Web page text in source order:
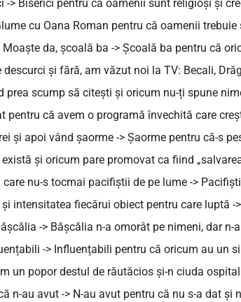
> Biserici pentru că oamenii sunt religioși și
cu Oana Roman pentru că oamenii
da, școală ba -> Școală ba pentru că
descurci și fără, am văzut noi la TV: Becali,
prea scump să citești și oricum nu-ți spune
pentru că avem o programă învechită care
și apoi vând șaorme -> Șaorme pentru că-s
și oricum pare promovat ca fiind
nu-s tocmai pacifiștii de pe lume ->
intensitatea fiecărui obiect pentru care luptă
-> Bășcălia n-a omorât pe nimeni, dar
-> Influențabili pentru că oricum au un
un popor destul de răutăcios și-n ciuda
n-au avut -> N-au avut pentru că nu s-a dat